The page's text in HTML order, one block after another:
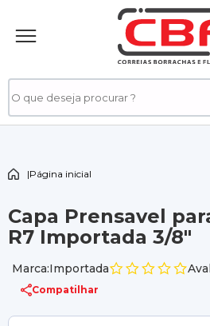
|Página inicial
Capa Prensavel
R7 Importada 3/8"
Marca:Importada
Compatilhar